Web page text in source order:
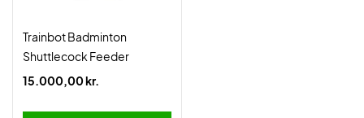
Trainbot Badminton
Shuttlecock Feeder
15.000,00 kr.